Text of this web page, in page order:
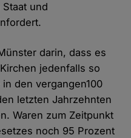
und
darin, dass es
jedenfalls so
den vergangen100
letzten Jahrzehnten
Waren zum Zeitpunkt
noch 95 Prozent